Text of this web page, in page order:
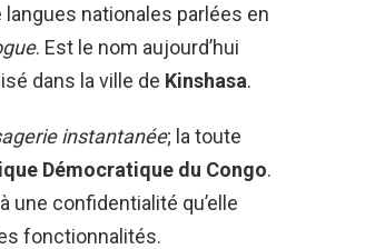
langues nationales parlées en
. Est le nom aujourd’hui
dans la ville de Kinshasa.
instantanée; la toute
Démocratique du Congo.
une confidentialité qu’elle
fonctionnalités.